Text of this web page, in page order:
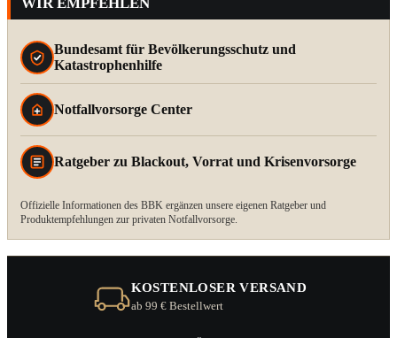
WIR EMPFEHLEN
Bundesamt für Bevölkerungsschutz und
Katastrophenhilfe
Notfallvorsorge Center
Ratgeber zu Blackout, Vorrat und Krisenvorsorge
Offizielle Informationen des BBK ergänzen unsere eigenen Ratgeber und
Produktempfehlungen zur privaten Notfallvorsorge.
KOSTENLOSER VERSAND
ab 99 € Bestellwert